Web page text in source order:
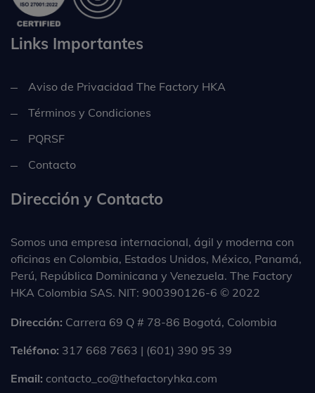
Links Importantes
Aviso de Privacidad The Factory HKA
Términos y Condiciones
PQRSF
Contacto
Dirección y Contacto
Somos una empresa internacional, ágil y moderna con
oficinas en Colombia, Estados Unidos, México, Panamá,
Perú, República Dominicana y Venezuela. The Factory
HKA Colombia SAS. NIT: 900390126-6 © 2022
Dirección: Carrera 69 Q # 78-86 Bogotá, Colombia
Teléfono: 317 668 7663 | (601) 390 95 39
Email: contacto_co@thefactoryhka.com